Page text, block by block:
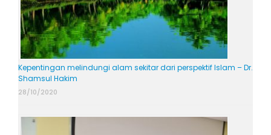
Kepentingan melindungi alam sekitar dari perspektif Islam – Dr.
Shamsul Hakim
28/10/2020